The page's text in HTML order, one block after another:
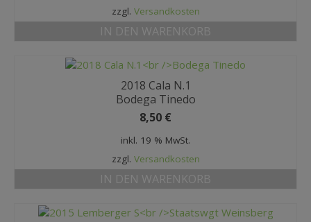
zzgl. Versandkosten
IN DEN WARENKORB
2018 Cala N.1
Bodega Tinedo
8,50 €
inkl. 19 % MwSt.
zzgl. Versandkosten
IN DEN WARENKORB